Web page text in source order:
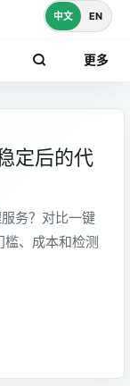
更多
中文 EN
定后的代
务？对比一键
、成本和检测